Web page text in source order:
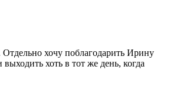
хочу поблагодарить Ирину
хоть в тот же день, когда